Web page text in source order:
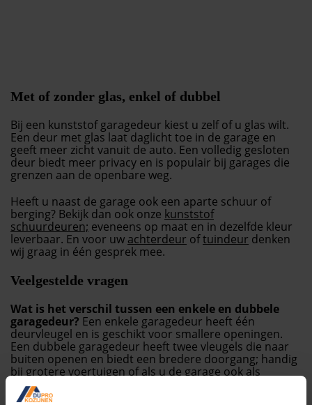
Met of zonder glas, enkel of dubbel
Bij een kunststof garagedeur kiest u zelf of u glas wilt.
Een deur met glas laat daglicht toe in de garage en
geeft meer zicht vanuit de auto. Een volledig gesloten
deur biedt meer privacy en is populair bij garages die
grenzen aan de openbare weg.
Heeft u naast de garage ook een aparte schuur of
berging? Bekijk dan ook onze kunststof
schuurdeuren; eveneens op maat en in dezelfde kleur
leverbaar. En voor uw achterdeur oftuindeur denken
wij graag in één gesprek mee.
Veelgestelde vragen
Wat is het verschil tussen een enkele en dubbele
garagedeur? Een enkele garagedeur heeft één
deurvleugel en is geschikt voor smallere openingen.
Een dubbele garagedeur heeft twee vleugels die naar
buiten openen en biedt een bredere doorgang; handig
bij grotere voertuigen of als u de garage ook als
werkplaats gebruikt.